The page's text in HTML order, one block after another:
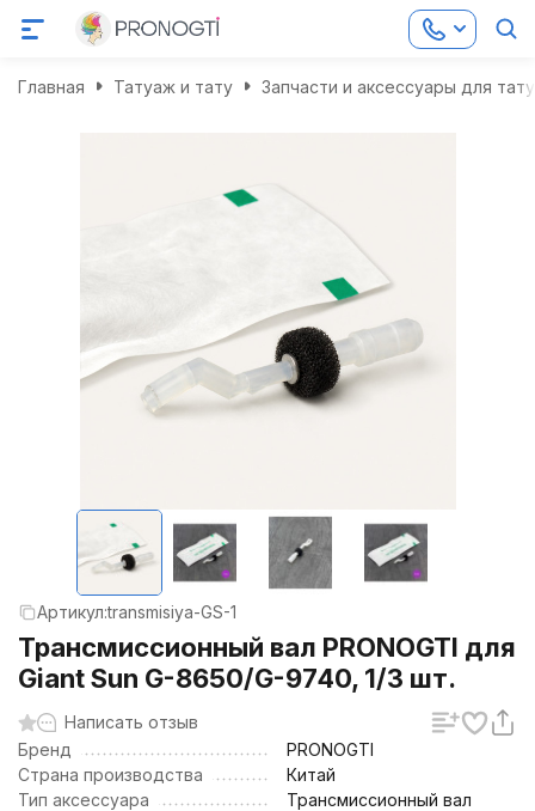
Главная Татуаж и тату Запчасти и аксессуары для
Артикул:transmisiya-GS-1
Трансмиссионный вал PRONOGTI для
Giant Sun G-8650/G-9740, 1/3 шт.
Написать отзыв
Бренд
PRONOGTI
Страна производства
Китай
Тип аксессуара
Трансмиссионный вал